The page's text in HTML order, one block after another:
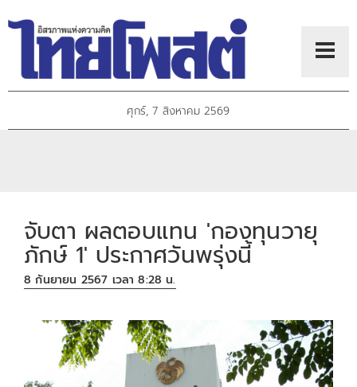
ศุกร์, 7 สิงหาคม 2569
จับตา ผลตอบแทน 'กองทุนวายุ
ภักษ์ 1' ประกาศวันพรุ่งนี้
8 กันยายน 2567 เวลา 8:28 น.